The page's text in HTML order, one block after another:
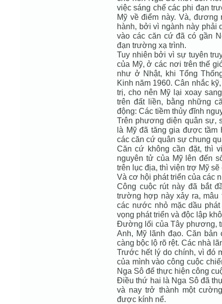
việc sáng chế các phi đạn
Mỹ về điểm này. Và,
hành, bởi vì ngành này phải
vào các căn cứ đã có gần
đạn trường xạ trình.
Tuy nhiên bởi vì sự tuyên
của Mỹ, ở các nơi trên thế
như ở Nhật, khi Tổng
Kinh năm 1960. Cân nhắc
trị, cho nên Mỹ lại xoay
trên đất liền, bằng những
động: Các tiềm thủy đĩnh
Trên phương diện quân sự,
là Mỹ đã tăng gia được tầm
các căn cứ quân sự chung
Căn cứ không cần đặt, thì
nguyên tử của Mỹ lên đến
trên lục địa, thì viện trợ Mỹ
Và cơ hội phát triển của các
Công cuộc rút này đã bắt
trường hợp này xảy ra,
các nước nhỏ mặc dầu
vọng phát triển và độc lập
Đường lối của Tây phương,
Anh, Mỹ lãnh đạo. Căn
càng bộc lộ rõ rệt. Các nhà
Trước hết lý do chính, vì đó
của mình vào công cuộc
Nga Sô để thực hiện công
Điều thứ hai là Nga Sô đã
và nay trở thành một
được kính nể.